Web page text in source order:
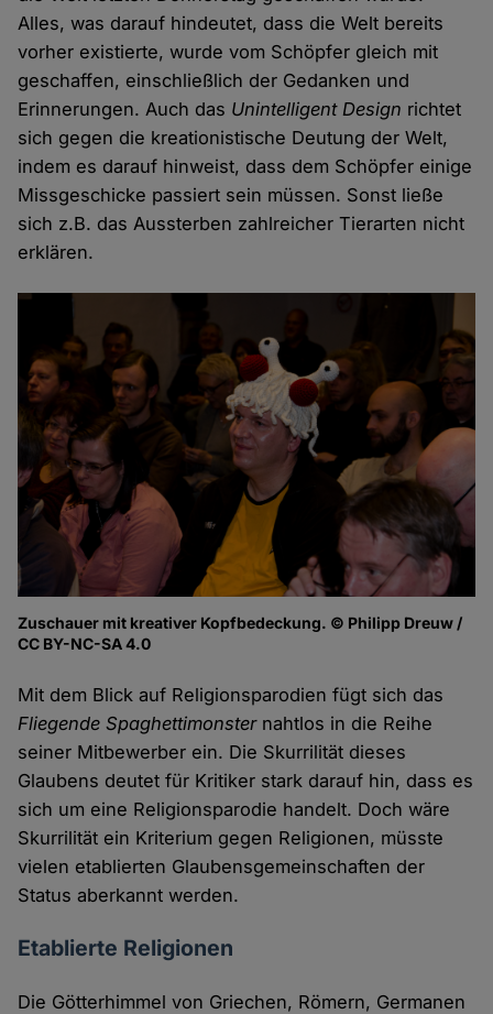
Alles, was darauf hindeutet, dass die Welt bereits
vorher existierte, wurde vom Schöpfer gleich mit
geschaffen, einschließlich der Gedanken und
Erinnerungen. Auch das Unintelligent Design richtet
sich gegen die kreationistische Deutung der Welt,
indem es darauf hinweist, dass dem Schöpfer einige
Missgeschicke passiert sein müssen. Sonst ließe
sich z.B. das Aussterben zahlreicher Tierarten nicht
erklären.
Zuschauer mit kreativer Kopfbedeckung. © Philipp Dreuw /
CC BY-NC-SA 4.0
Mit dem Blick auf Religionsparodien fügt sich das
Fliegende Spaghettimonster nahtlos in die Reihe
seiner Mitbewerber ein. Die Skurrilität dieses
Glaubens deutet für Kritiker stark darauf hin, dass es
sich um eine Religionsparodie handelt. Doch wäre
Skurrilität ein Kriterium gegen Religionen, müsste
vielen etablierten Glaubensgemeinschaften der
Status aberkannt werden.
Etablierte Religionen
Die Götterhimmel von Griechen, Römern, Germanen